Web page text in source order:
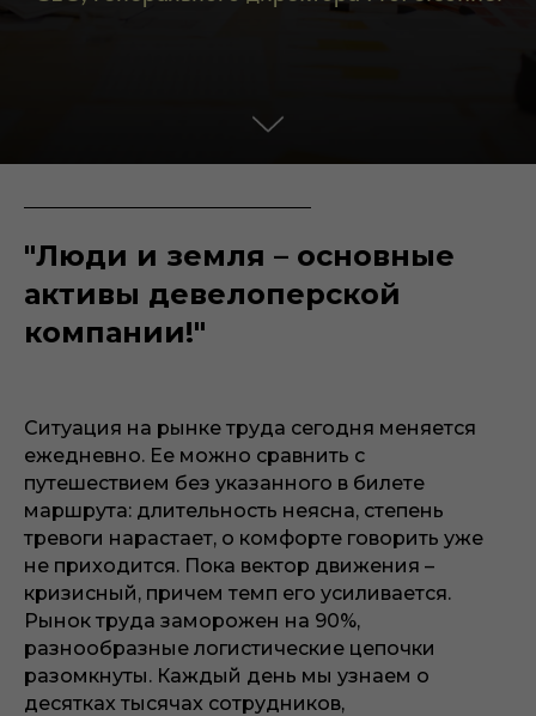
"Люди и земля – основные
активы девелоперской
компании!"
Ситуация на рынке труда сегодня меняется
ежедневно. Ее можно сравнить с
путешествием без указанного в билете
маршрута: длительность неясна, степень
тревоги нарастает, о комфорте говорить уже
не приходится. Пока вектор движения –
кризисный, причем темп его усиливается.
Рынок труда заморожен на 90%,
разнообразные логистические цепочки
разомкнуты. Каждый день мы узнаем о
десятках тысячах сотрудников,